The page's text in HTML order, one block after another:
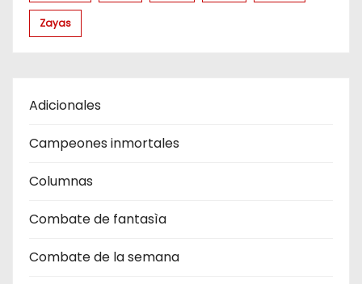
Zayas
Adicionales
Campeones inmortales
Columnas
Combate de fantasìa
Combate de la semana